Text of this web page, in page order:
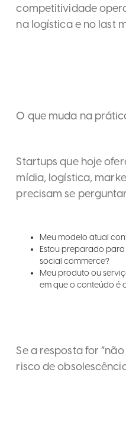
competitividade
na logística e no last
O que muda na
Startups que hoje
mídia, logística,
precisam se
Meu modelo atual
Estou preparado
social commerce?
Meu produto ou
em que o conteúdo é
Se a resposta for “não
risco de